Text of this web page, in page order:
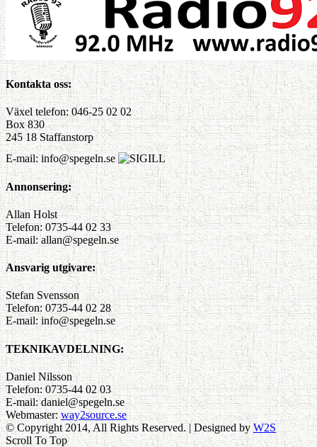
Kontakta oss:
Växel telefon: 046-25 02 02
Box 830
245 18 Staffanstorp
E-mail: info@spegeln.se
Annonsering:
Allan Holst
Telefon: 0735-44 02 33
E-mail: allan@spegeln.se
Ansvarig utgivare:
Stefan Svensson
Telefon: 0735-44 02 28
E-mail: info@spegeln.se
TEKNIKAVDELNING:
Daniel Nilsson
Telefon: 0735-44 02 03
E-mail: daniel@spegeln.se
Webmaster:way2source.se
© Copyright 2014, All Rights Reserved. | Designed byW2S
Scroll To Top